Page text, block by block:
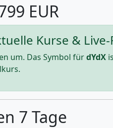
EUR
Kurse &
um. Das Symbol fürdYdX
7 Tage